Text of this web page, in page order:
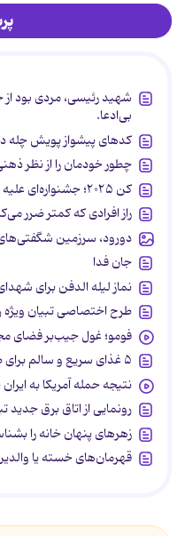
شهید رئیسی، مردی بود
بی‌ادعا.
کدهای پیشواز پویش چله
چطور خودمان را از نظر ذهنی ۳۸ برابر قوی‌تر
کن ۲۰۲۵؛ جشنواره‌ای علیه خانواده
راز افرادی که کمتر ضرر
دورود، سرزمین
جان فدا
نماز لیله الدفن برای
طرح اختصاصی تبیان
فومو؛ غول جیب‌بر فضای
۵ غذای سریع و سالم برای طبیعت‌گردی
نتیجه حمله آمریکا به
رونمایی از اتاق برق جدید
زهرهای پنهان خانه را
قهرمان‌های خسته یا